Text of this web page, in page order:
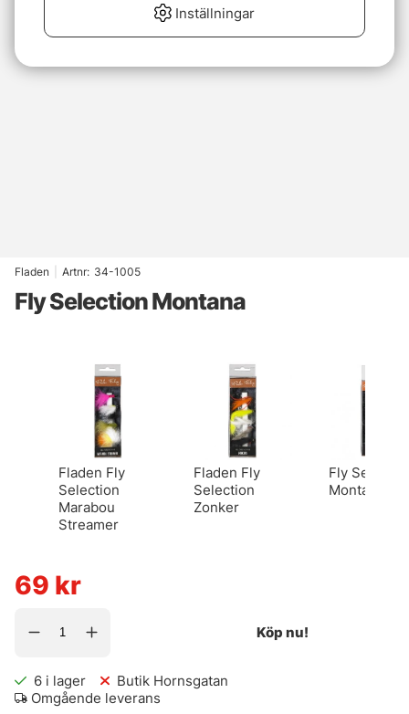
Fladen Artnr: 34-1005
Fly Selection Montana
Fladen Fly
Selection
Marabou
Streamer
Fladen Fly
Selection
Zonker
Fly
Montana
69 kr
Köp nu!
6 i lager
Butik Hornsgatan
Omgående leverans
Inställningar